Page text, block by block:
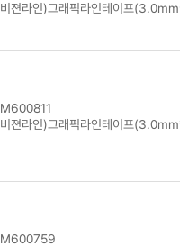
비젼라인)그래픽라인테이프
M600811
비젼라인)그래픽라인테이프
M600759